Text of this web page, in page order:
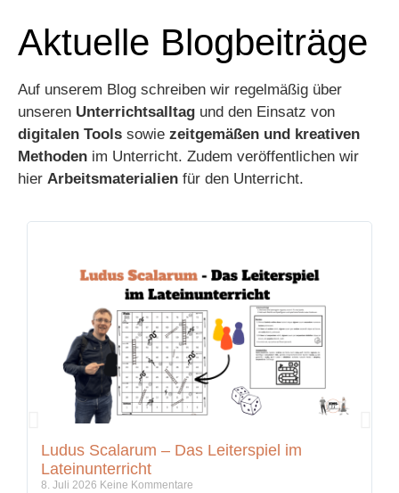
Aktuelle Blogbeiträge
Auf unserem Blog schreiben wir regelmäßig über
unseren Unterrichtsalltag und den Einsatz von
digitalen Tools sowie zeitgemäßen und kreativen
Methoden im Unterricht. Zudem veröffentlichen wir
hier Arbeitsmaterialien für den Unterricht.
Ludus Scalarum – Das Leiterspiel im
Lateinunterricht
8. Juli 2026 Keine Kommentare